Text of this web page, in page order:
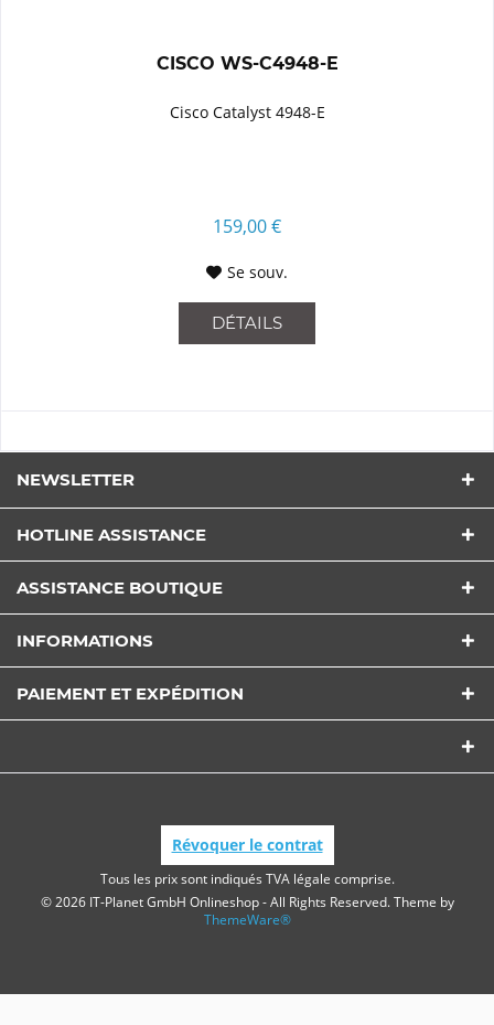
CISCO WS-C4948-E
Cisco Catalyst 4948-E
159,00 €
Se souv.
DÉTAILS
NEWSLETTER
HOTLINE ASSISTANCE
ASSISTANCE BOUTIQUE
INFORMATIONS
PAIEMENT ET EXPÉDITION
Révoquer le contrat
Tous les prix sont indiqués TVA légale comprise.
© 2026 IT-Planet GmbH Onlineshop - All Rights Reserved. Theme by
ThemeWare®